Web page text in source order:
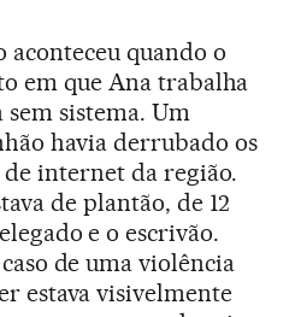
aconteceu quando o
em que Ana trabalha
sem sistema. Um
havia derrubado os
de internet da região.
de plantão, de 12
e o escrivão.
de uma violência
estava visivelmente